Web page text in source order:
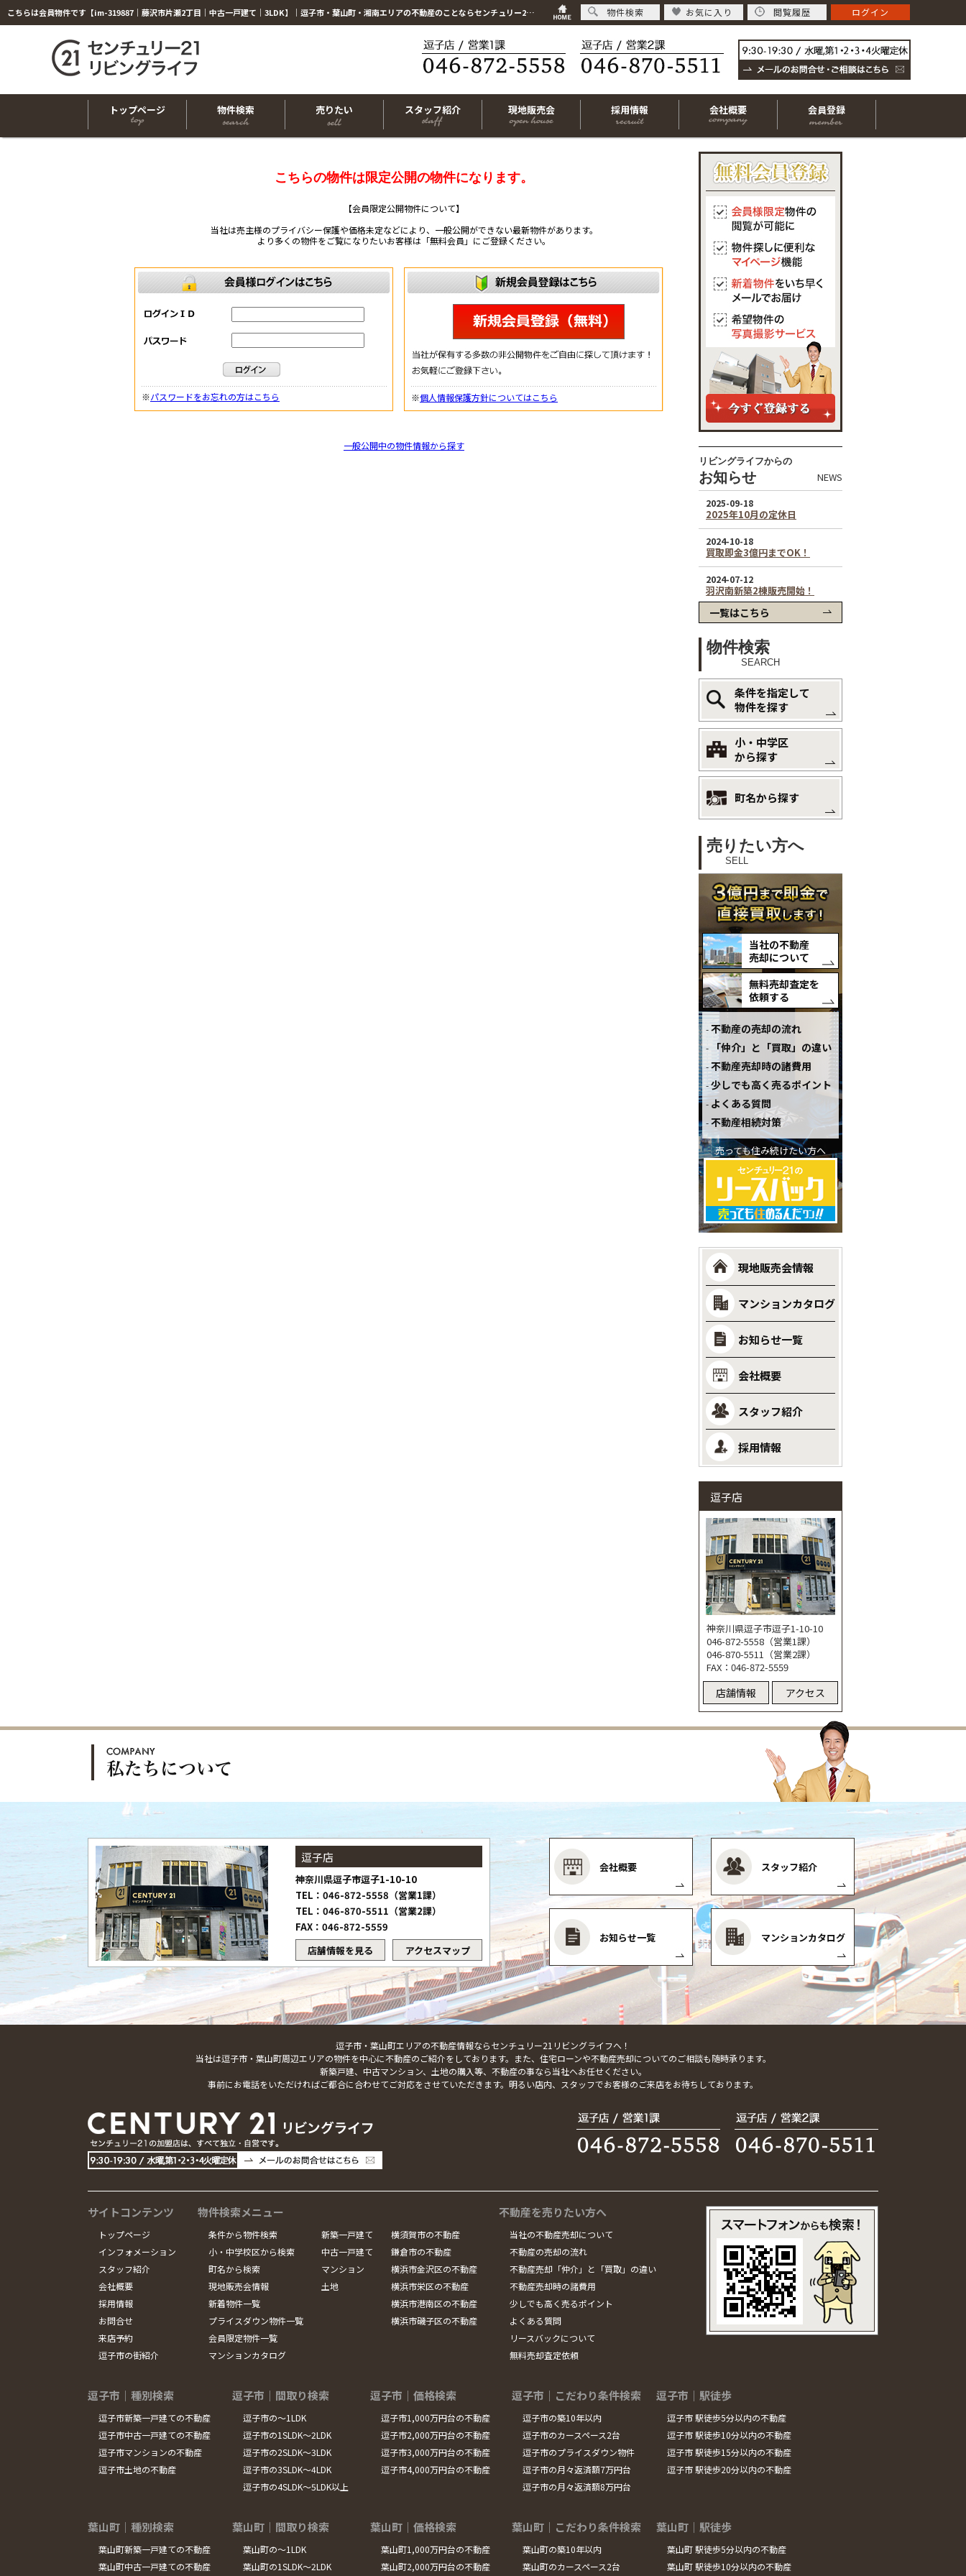
こちらは会員物件です【im-319887｜藤沢市片瀬2丁目｜中古一戸建て｜3LDK】｜逗子市・葉山町・湘南エリアの不動産のことならセンチュリー21リビングライフにお任せください！
トップページ 物件検索 売りたい スタッフ紹介 現地販売会 採用情報 会社概要 会員登録
こちらの物件は限定公開の物件になります。
【会員限定公開物件について】
当社は売主様のプライバシー保護や価格未定などにより、一般公開ができない最新物件があります。
より多くの物件をご覧になりたいお客様は「無料会員」にご登録ください。
※パスワードをお忘れの方はこちら ※個人情報保護方針についてはこちら
一般公開中の物件情報から探す
リビングライフからの
お知らせ NEWS
一覧はこちら
物件検索
SEARCH
条件を指定して
物件を探す
小・中学区
から探す
町名から探す
売りたい方へ
SELL
当社の不動産
売却について
無料売却査定を
依頼する
不動産の売却の流れ
「仲介」と「買取」の違い
不動産売却時の諸費用
少しでも高く売るポイント
よくある質問
不動産相続対策
売っても住み続けたい方へ
現地販売会情報
マンションカタログ
お知らせ一覧
会社概要
スタッフ紹介
採用情報
逗子店
神奈川県逗子市逗子1-10-10
046-872-5558（営業1課）
046-870-5511（営業2課）
FAX：046-872-5559
店舗情報 アクセス
逗子店
神奈川県逗子市逗子1-10-10
TEL：046-872-5558（営業1課）
TEL：046-870-5511（営業2課）
FAX：046-872-5559
店舗情報を見る
アクセスマップ
会社概要 スタッフ紹介
お知らせ一覧 マンションカタログ
逗子市・葉山町エリアの不動産情報ならセンチュリー21リビングライフへ！
当社は逗子市・葉山町周辺エリアの物件を中心に不動産のご紹介をしております。また、住宅ローンや不動産売却についてのご相談も随時承ります。
新築戸建、中古マンション、土地の購入等、不動産の事なら当社へお任せください。
事前にお電話をいただければご都合に合わせてご対応をさせていただきます。明るい店内、スタッフでお客様のご来店をお待ちしております。
サイトコンテンツ
トップページ
インフォメーション
スタッフ紹介
会社概要
採用情報
お問合せ
来店予約
逗子市の街紹介
物件検索メニュー
条件から物件検索
小・中学校区から検索
町名から検索
現地販売会情報
新着物件一覧
プライスダウン物件一覧
会員限定物件一覧
マンションカタログ
新築一戸建て
中古一戸建て
マンション
土地
横須賀市の不動産
鎌倉市の不動産
横浜市金沢区の不動産
横浜市栄区の不動産
横浜市港南区の不動産
横浜市磯子区の不動産
不動産を売りたい方へ
当社の不動産売却について
不動産の売却の流れ
不動産売却「仲介」と「買取」の違い
不動産売却時の諸費用
少しでも高く売るポイント
よくある質問
リースバックについて
無料売却査定依頼
逗子市｜種別検索
逗子市新築一戸建ての不動産
逗子市中古一戸建ての不動産
逗子市マンションの不動産
逗子市土地の不動産
逗子市｜間取り検索
逗子市の～1LDK
逗子市の1SLDK～2LDK
逗子市の2SLDK～3LDK
逗子市の3SLDK～4LDK
逗子市の4SLDK～5LDK以上
逗子市｜価格検索
逗子市1,000万円台の不動産
逗子市2,000万円台の不動産
逗子市3,000万円台の不動産
逗子市4,000万円台の不動産
逗子市｜こだわり条件検索
逗子市の築10年以内
逗子市のカースペース2台
逗子市のプライスダウン物件
逗子市の月々返済額7万円台
逗子市の月々返済額8万円台
逗子市｜駅徒歩
逗子市 駅徒歩5分以内の不動産
逗子市 駅徒歩10分以内の不動産
逗子市 駅徒歩15分以内の不動産
逗子市 駅徒歩20分以内の不動産
葉山町｜種別検索
葉山町新築一戸建ての不動産
葉山町中古一戸建ての不動産
葉山町｜間取り検索
葉山町の～1LDK
葉山町の1SLDK～2LDK
葉山町｜価格検索
葉山町1,000万円台の不動産
葉山町2,000万円台の不動産
葉山町｜こだわり条件検索
葉山町の築10年以内
葉山町のカースペース2台
葉山町｜駅徒歩
葉山町 駅徒歩5分以内の不動産
葉山町 駅徒歩10分以内の不動産
物件検索 お気に入り 閲覧履歴 ログイン